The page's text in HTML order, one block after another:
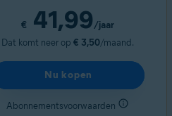
€ 41,99/jaar
Dat komt neer op € 3,50/maand.
Nu kopen
Abonnementsvoorwaarden